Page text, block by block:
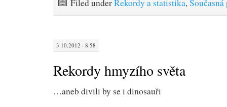
Filed underRekordy a statistika,
3.10.2012 · 8:58
Rekordy hmyzího světa
…aneb divili by se i dinosauři